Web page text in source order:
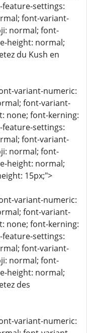
settings:
font-variant-
normal; font-
height: normal;
du Kush en
variant-numeric:
font-variant-
none; font-kerning:
settings:
font-variant-
normal; font-
height: normal;
15px;">
variant-numeric:
font-variant-
none; font-kerning:
settings:
font-variant-
normal; font-
height: normal;
des
variant-numeric: